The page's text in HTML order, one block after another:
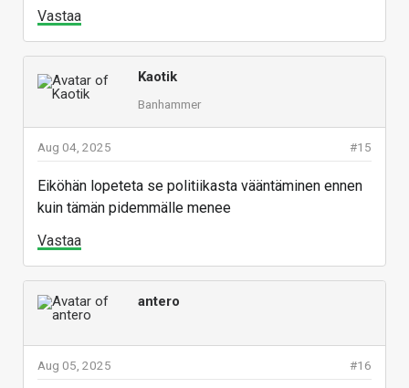
Vastaa
Kaotik
Banhammer
#15
Aug 04, 2025
Eiköhän lopeteta se politiikasta vääntäminen ennen
kuin tämän pidemmälle menee
Vastaa
antero
#16
Aug 05, 2025